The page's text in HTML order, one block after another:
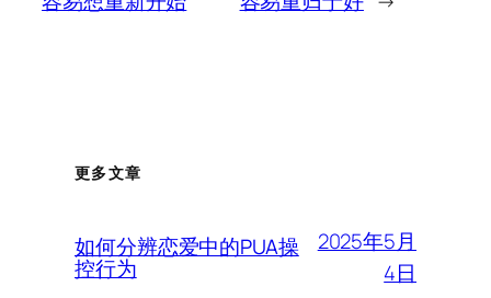
更多文章
如何分辨恋爱中的PUA操
控行为
2025年5月
4日